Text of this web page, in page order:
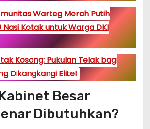
Warteg Merah Putih
Nasi Kotak untuk Warga DKI
Kosong: Pukulan Telak bagi
Dikangkangi Elite!
Besar
Dibutuhkan?